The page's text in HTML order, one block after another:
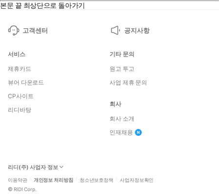
본문 끝 최상단으로 돌아가기
고객센터 공지사항
서비스
제휴카드
뷰어 다운로드
CP사이트
리디바탕
기타 문의
원고 투고
사업 제휴 문의
회사
회사 소개
인재채용
리디(주) 사업자 정보
이용약관 개인정보 처리방침 청소년보호정책 사업자정보확인
© RIDI Corp.